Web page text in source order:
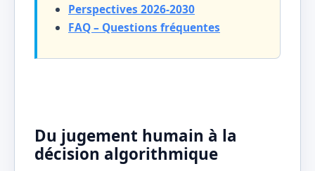
Perspectives 2026-2030
FAQ – Questions fréquentes
Du jugement humain à la
décision algorithmique